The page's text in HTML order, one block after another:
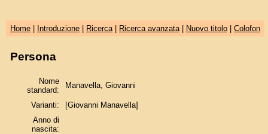
Home| Introduzione| Ricerca| Ricerca avanzata| Nuovo titolo| Colofon
Persona
Nome
standard:
Manavella, Giovanni
Varianti:
[Giovanni Manavella]
Anno di
nascita: